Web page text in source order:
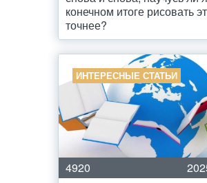
конечном итоге рисовать
точнее?
ИНТЕРЕСНЫЕ СТАТЬИ
4920